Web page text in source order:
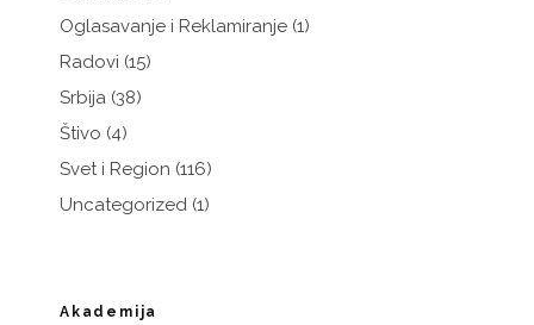
Oglasavanje i Reklamiranje (1)
Radovi (15)
Srbija (38)
Štivo (4)
Svet i Region (116)
Uncategorized (1)
Akademija